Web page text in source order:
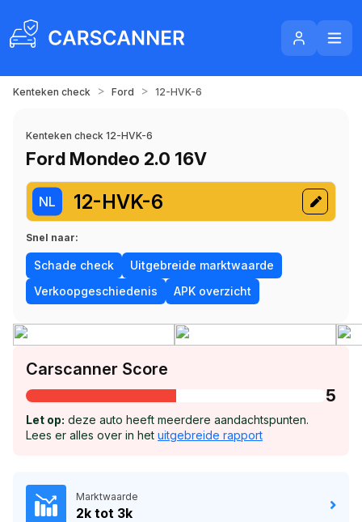
Kenteken check > Ford > 12-HVK-6
Kenteken check 12-HVK-6
Ford Mondeo 2.0 16V
NL 12-HVK-6
Snel naar:
Schade check
Uitgebreide marktwaarde
Verkoopgeschiedenis
APK overzicht
Carscanner Score
5
Let op: deze auto heeft meerdere aandachtspunten.
Lees er alles over in het uitgebreide rapport
Marktwaarde
2k tot 3k